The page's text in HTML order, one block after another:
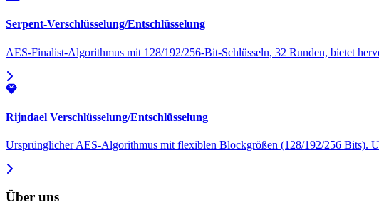
Serpent-Verschlüsselung/Entschlüsselung
AES-Finalist-Algorithmus mit 128/192/256-Bit-Schlüsseln, 32 Runden, bietet
Rijndael Verschlüsselung/Entschlüsselung
Ursprünglicher AES-Algorithmus mit flexiblen Blockgrößen (128/192/256 Bits).
Über uns